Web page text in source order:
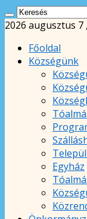
2026 augusztus 7
Főoldal
Községünk
Egyház